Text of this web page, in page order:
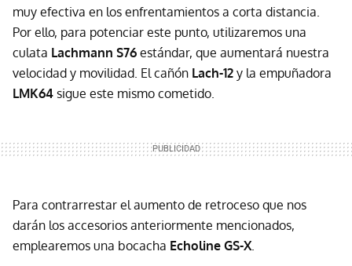
muy efectiva en los enfrentamientos a corta distancia.
Por ello, para potenciar este punto, utilizaremos una
culata Lachmann S76 estándar, que aumentará nuestra
velocidad y movilidad. El cañón Lach-12 y la empuñadora
LMK64 sigue este mismo cometido.
Para contrarrestar el aumento de retroceso que nos
darán los accesorios anteriormente mencionados,
emplearemos una bocacha Echoline GS-X